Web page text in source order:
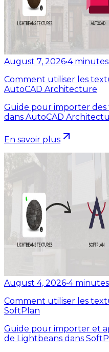
August 7, 2026•4 minutes
Comment utiliser les
AutoCAD Architecture
Guide pour importer
dans AutoCAD
En savoir plus
August 4, 2026•4 minutes
Comment utiliser les
SoftPlan
Guide pour importer et
de Lightbeans dans